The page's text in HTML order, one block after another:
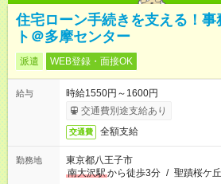
住宅ローン手続きを支える！
ト＠多摩センター
派遣 WEB登録・面接OK
給与
時給1550円～1600円
交通費別途支給あり
交通費 全額支給
勤務地
東京都八王子市
南大沢駅から徒歩3分 / 聖蹟桜ケ